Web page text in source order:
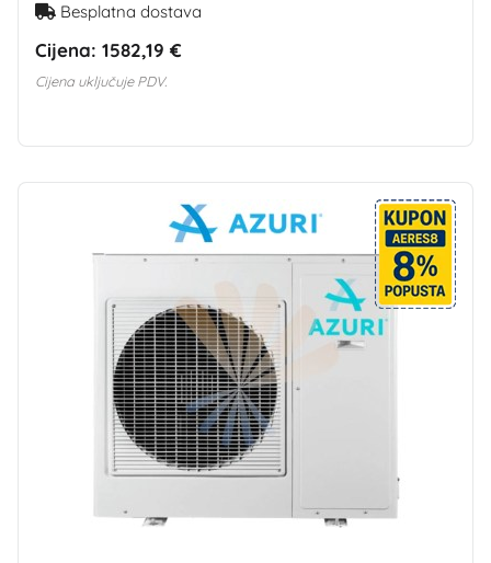
Besplatna dostava
Cijena: 1582,19 €
Cijena uključuje PDV.